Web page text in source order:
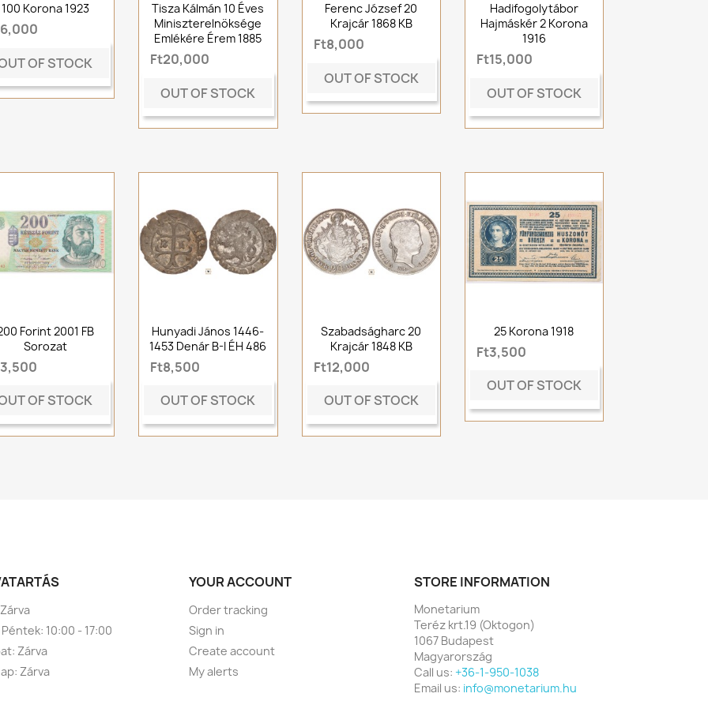
100 Korona 1923
OF STOCK
Tisza Kálmán 10 Éves
Miniszterelnöksége
Emlékére Érem 1885
Ft20,000
OUT OF STOCK
Ferenc József 20
Krajcár 1868 KB
Ft8,000
OUT OF STOCK
Hadifogolytábor
Hajmáskér 2 Korona
1916
Ft15,000
OUT OF STOCK
Forint 2001 FB
Sorozat
OF STOCK
Hunyadi János 1446-
1453 Denár B-I ÉH 486
Ft8,500
OUT OF STOCK
Szabadságharc 20
Krajcár 1848 KB
Ft12,000
OUT OF STOCK
25 Korona 1918
Ft3,500
OUT OF STOCK
10:00 - 17:00
Zárva
Zárva
YOUR ACCOUNT
Order tracking
Sign in
Create account
My alerts
STORE INFORMATION
Monetarium
Teréz krt.19 (Oktogon)
1067 Budapest
Magyarország
Call us: +36-1-950-1038
Email us: info@monetarium.hu